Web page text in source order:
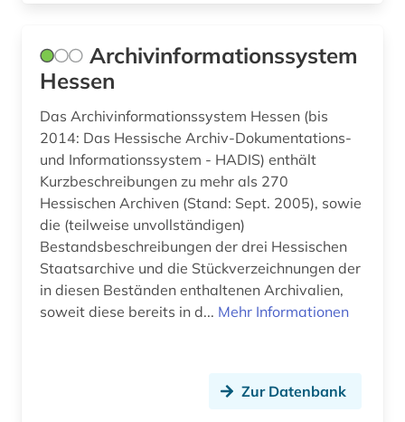
gender studies (1)
genf (1)
geografie (2)
georg (1)
germanistik (1)
gertrud (1)
geschichte (36)
geschichte &lt;1400-1600&gt; (1)
geschichte 1073-1085 (1)
Archivinformationssystem
Hessen
Das Archivinformationssystem Hessen (bis
2014: Das Hessische Archiv-Dokumentations-
und Informationssystem - HADIS) enthält
Kurzbeschreibungen zu mehr als 270
Hessischen Archiven (Stand: Sept. 2005), sowie
die (teilweise unvollständigen)
Bestandsbeschreibungen der drei Hessischen
Staatsarchive und die Stückverzeichnungen der
in diesen Beständen enthaltenen Archivalien,
soweit diese bereits in d... Mehr Informationen
Zur Datenbank